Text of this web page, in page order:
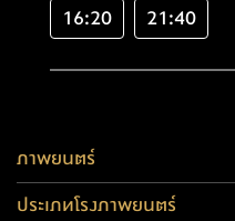
16:20 21:40
ภาพยนตร์
ประเภทโรงภาพยนตร์